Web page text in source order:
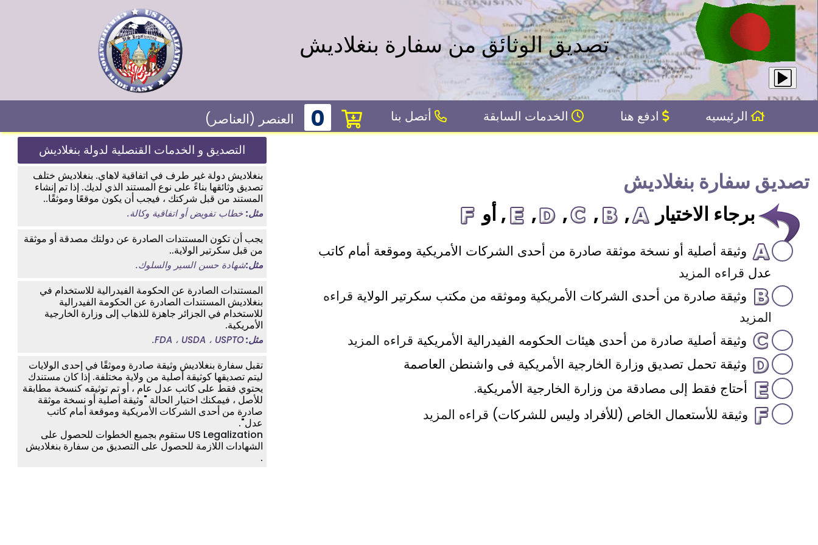
تصديق الوثائق من سفارة بنغلاديش
الرئيسيه ادفع هنا الخدمات السابقة أتصل بنا 0 العنصر (العناصر)
تصديق سفارة بنغلاديش
برجاء الاختيار ,
,
,
, , أو
وثيقة أصلية أو نسخة موثقة صادرة من أحدى الشركات الأمريكية وموقعة أمام كاتب
عدل قراءه المزيد
وثيقة صادرة من أحدى الشركات الأمريكية وموثقه من مكتب سكرتير الولاية قراءه
المزيد
وثيقة أصلية صادرة من أحدى هيئات الحكومه الفيدرالية الأمريكية قراءه المزيد
وثيقة تحمل تصديق وزارة الخارجية الأمريكية فى واشنطن العاصمة
أحتاج فقط إلى مصادقة من وزارة الخارجية الأمريكية.
وثيقة للأستعمال الخاص (للأفراد وليس للشركات) قراءه المزيد
التصديق و الخدمات القنصلية لدولة بنغلاديش
بنغلاديش دولة غير طرف في اتفاقية لاهاي. بنغلاديش ختلف
تصديق وثائقها بناءً على نوع المستند الذي لديك. إذا تم إنشاء
المستند من قبل شركتك ، فيجب أن يكون موقعًا وموثقًا..
مثل:خطاب تفويض أو اتفاقية وكالة.
يجب أن تكون المستندات الصادرة عن دولتك مصدقة أو موثقة
من قبل سكرتير الولاية..
مثل:شهادة حسن السير والسلوك.
المستندات الصادرة عن الحكومة الفيدرالية للاستخدام في
بنغلاديش المستندات الصادرة عن الحكومة الفيدرالية
للاستخدام في الجزائر جاهزة للذهاب إلى وزارة الخارجية
الأمريكية.
مثل:FDA ، USDA ، USPTO.
تقبل سفارة بنغلاديش وثيقة صادرة وموثقًا في إحدى الولايات
ليتم تصديقها كوثيقة أصلية من ولاية مختلفة. إذا كان مستندك
يحتوي فقط على كاتب عدل عام ، أو تم توثيقه كنسخة مطابقة
للأصل ، فيمكنك اختيار الحالة "وثيقة أصلية أو نسخة موثقة
صادرة من أحدى الشركات الأمريكية وموقعة أمام كاتب
عدل".
US Legalization ستقوم بجميع الخطوات للحصول على
الشهادات اللازمة للحصول على التصديق من سفارة بنغلاديش
.